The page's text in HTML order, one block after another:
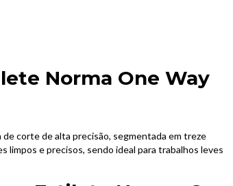
Norma One Way
corte de alta precisão, segmentada em treze
limpos e precisos, sendo ideal para trabalhos leves